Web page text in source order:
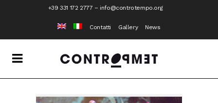
+39 331 172 2777 – info@controtempo.org
Contatti Gallery News